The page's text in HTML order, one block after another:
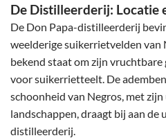
De Distilleerderij: Locatie
De Don Papa-distilleerderij
weelderige suikerrietvelden van
bekend staat om zijn
voor suikerrietteelt. De
schoonheid van Negros, met
landschappen, draagt bij aan de
distilleerderij.